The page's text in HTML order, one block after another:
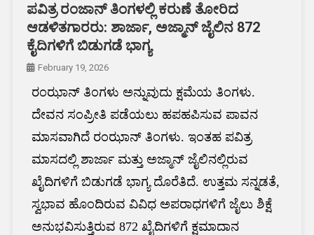
ಪವಿತ್ರ ರಂಜಾನ್ ತಿಂಗಳಲ್ಲಿ ಕರುಣೆ ತೋರಿದ
ಆಡಳಿತಗಾರರು: ಶಾರ್ಜಾ, ಅಜ್ಮಾನ್ ಜೈಲಿನ 872
ಕೈದಿಗಳಿಗೆ ಬಿಡುಗಡೆ ಭಾಗ್ಯ
February 19, 2026
ರಂಝಾನ್ ತಿಂಗಳು ಅನ್ನುವುದು ಕ್ಷಮೆಯ ತಿಂಗಳು.
ದೇವನ ಸಂಪ್ರೀತಿ ಪಡೆಯಲು ಹಪಹಪಿಸುವ ಪಾವನ
ಮಾಸವಾಗಿದೆ ರಂಝಾನ್ ತಿಂಗಳು. ಇಂತಹ ಪವಿತ್ರ
ಮಾಸದಲ್ಲಿ ಶಾರ್ಜಾ ಮತ್ತು ಅಜ್ಮಾನ್ ಜೈಲಿನಲ್ಲಿರುವ
ಖೈದಿಗಳಿಗೆ ಬಿಡುಗಡೆ ಭಾಗ್ಯ ದೊರೆತಿದೆ. ಉತ್ತಮ ಸನ್ನಡತೆ,
ಸ್ವಭಾವ ಹೊಂದಿರುವ ವಿವಿಧ ಅಪರಾಧಗಳಿಗೆ ಜೈಲು ಶಿಕ್ಷೆ
ಅನುಭವಿಸುತ್ತಿರುವ 872 ಖೈದಿಗಳಿಗೆ ಕ್ಷಮಾದಾನ